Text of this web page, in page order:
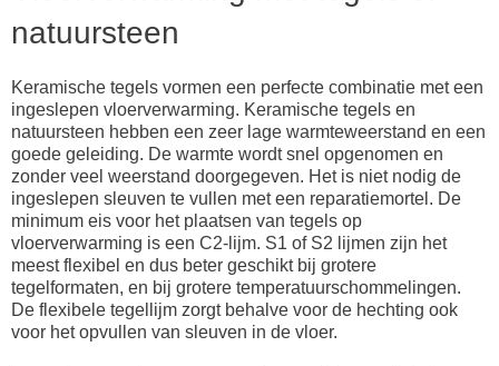
natuursteen
Keramische tegels vormen een perfecte combinatie met een
ingeslepen vloerverwarming. Keramische tegels en
natuursteen hebben een zeer lage warmteweerstand en een
goede geleiding. De warmte wordt snel opgenomen en
zonder veel weerstand doorgegeven. Het is niet nodig de
ingeslepen sleuven te vullen met een reparatiemortel. De
minimum eis voor het plaatsen van tegels op
vloerverwarming is een C2-lijm. S1 of S2 lijmen zijn het
meest flexibel en dus beter geschikt bij grotere
tegelformaten, en bij grotere temperatuurschommelingen.
De flexibele tegellijm zorgt behalve voor de hechting ook
voor het opvullen van sleuven in de vloer.